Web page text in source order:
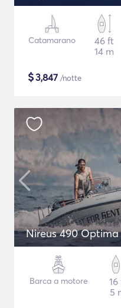
Catamarano
46 ft
14 m
$3,847 /notte
Nireus 490 Optima
Barca a motore
5